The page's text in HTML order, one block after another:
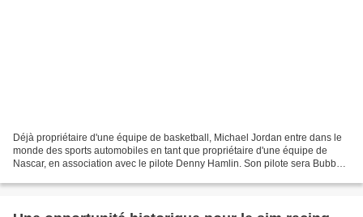
Déjà propriétaire d'une équipe de basketball, Michael Jordan entre dans le
monde des sports automobiles en tant que propriétaire d'une équipe de
Nascar, en association avec le pilote Denny Hamlin. Son pilote sera Bubba